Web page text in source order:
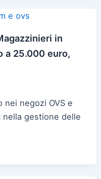
in
a 25.000 euro,
negozi OVS e
nella gestione delle